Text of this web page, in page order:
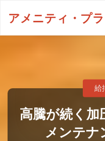
アメニティ・プ
高騰が続く加
メンテナ
給